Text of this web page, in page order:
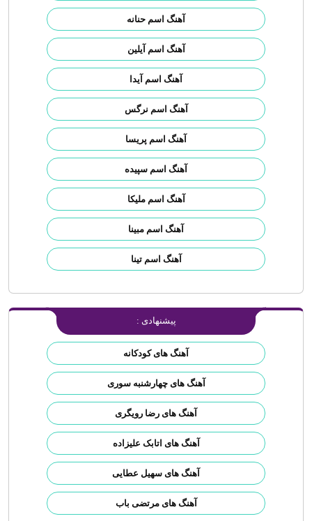
آهنگ اسم حنانه
آهنگ اسم آیلین
آهنگ اسم آیدا
آهنگ اسم نرگس
آهنگ اسم پریسا
آهنگ اسم سپیده
آهنگ اسم ملیکا
آهنگ اسم مبینا
آهنگ اسم تینا
پیشنهادی :
آهنگ های کودکانه
آهنگ های چهارشنبه سوری
آهنگ های رضا رویگری
آهنگ های اتابک علیزاده
آهنگ های سهیل عطایی
آهنگ های مرتضی باب